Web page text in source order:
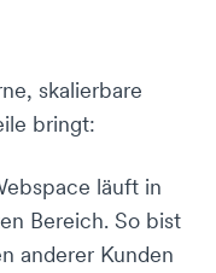
skalierbare
bringt:
läuft in
Bereich. So bist
anderer Kunden